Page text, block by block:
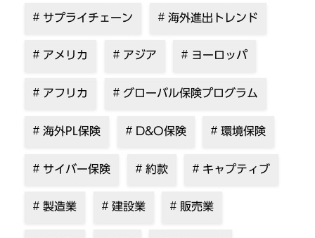
サプライチェーン 海外進出トレンド
アメリカ アジア ヨーロッパ
アフリカ グローバル保険プログラム
海外PL保険 D&O保険 環境保険
サイバー保険 約款 キャプティブ
製造業 建設業 販売業